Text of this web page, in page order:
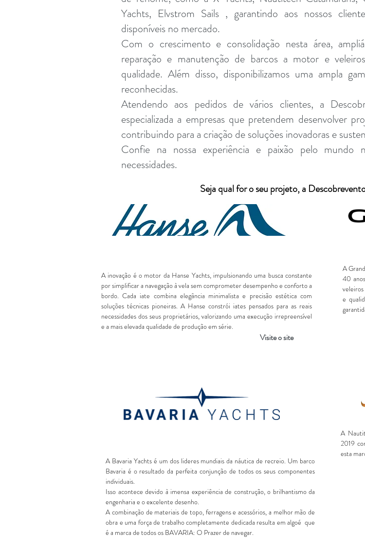
Yachts, Elvstrom Sails , garantindo aos nossos
disponíveis no mercado.
Com o crescimento e consolidação nesta área,
reparação e manutenção de barcos a motor e
qualidade. Além disso, disponibilizamos uma ampla
reconhecidas.
Atendendo aos pedidos de vários clientes, a
especializada a empresas que pretendem desenvolver
contribuindo para a criação de soluções inovadoras e
Confie na nossa experiência e paixão pelo mundo
necessidades.
Seja qual for o seu projeto, a
AS NOSSAS
A inovação é o motor da Hanse Yachts, impulsionando uma busca constante
por simplificar a navegação à vela sem comprometer desempenho e conforto a
bordo. Cada iate combina elegância minimalista e precisão estética com
soluções técnicas pioneiras. A Hanse constrói iates pensados para as reais
necessidades dos seus proprietários, valorizando uma execução irrepreensível
e a mais elevada qualidade de produção em série.
Visite o site
A Bavaria Yachts é um dos lideres mundiais da náutica de recreio. Um barco
Bavaria é o resultado da perfeita conjunção de todos os seus componentes
individuais.
Isso acontece devido à imensa experiência de construção, o brilhantismo da
engenharia e o excelente desenho.
A combinação de materiais de topo, ferragens e acessórios, a melhor mão de
obra e uma força de trabalho completamente dedicada resulta em algoé que
é a marca de todos os BAVARIA: O Prazer de navegar.
A
40
e
A
2019
esta